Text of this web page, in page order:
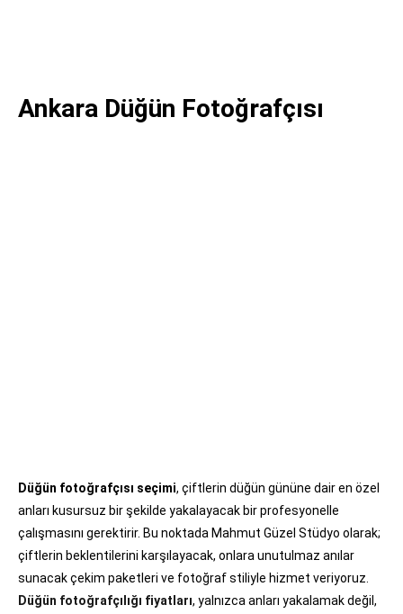
Ankara Düğün Fotoğrafçısı
Düğün fotoğrafçısı seçimi, çiftlerin düğün gününe dair en özel
anları kusursuz bir şekilde yakalayacak bir profesyonelle
çalışmasını gerektirir. Bu noktada Mahmut Güzel Stüdyo olarak;
çiftlerin beklentilerini karşılayacak, onlara unutulmaz anılar
sunacak çekim paketleri ve fotoğraf stiliyle hizmet veriyoruz.
Düğün fotoğrafçılığı fiyatları, yalnızca anları yakalamak değil,